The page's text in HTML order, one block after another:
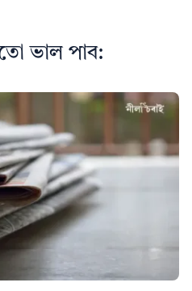
ভাল পাব: